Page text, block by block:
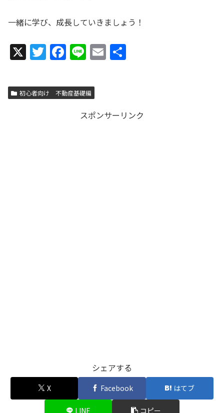
一緒に学び、成長していきましょう！
X T
w
itt
er
F
a
c
e
Li
n
e
E
m
初心者向け 不動産基礎編
スポンサーリンク
シェアする
X Facebook はてブ
LINE コピー